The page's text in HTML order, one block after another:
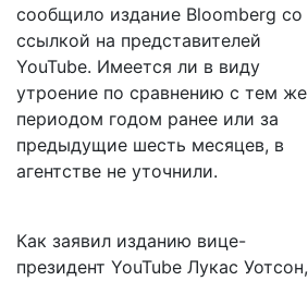
сообщило издание Bloomberg со
ссылкой на представителей
YouTube. Имеется ли в виду
утроение по сравнению с тем же
периодом годом ранее или за
предыдущие шесть месяцев, в
агентстве не уточнили.
Как заявил изданию вице-
президент YouTube Лукас Уотсон,